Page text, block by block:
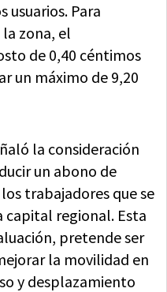
usuarios. Para
zona, el
de 0,40 céntimos
un máximo de 9,20
la consideración
un abono de
trabajadores que se
capital regional. Esta
pretende ser
la movilidad en
y desplazamiento